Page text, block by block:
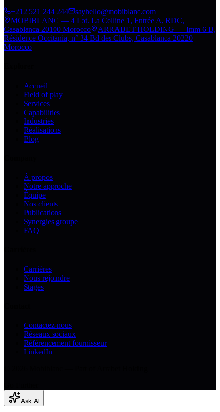
+212 521 244 244
sayhello@mobiblanc.com
MOBIBLANC — 4 Lot. La Colline 1, Entrée A, RDC,
Casablanca 20100 Morocco
ARRABET HOLDING — Imm 6 B,
Résidence Occitania, n° 34 Bd des Clubs, Casablanca 20220
Morocco
Accueil
Field of play
Services
Capabilities
Industries
Réalisations
Blog
À propos
Notre approche
Équipe
Nos clients
Publications
Synergies groupe
FAQ
Carrières
Nous rejoindre
Stages
Contactez-nous
Réseaux sociaux
Référencement fournisseur
LinkedIn
Ask AI